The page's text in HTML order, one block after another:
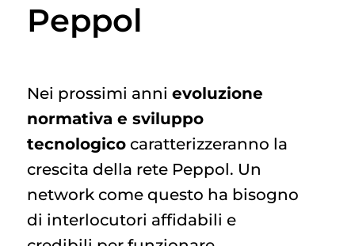
Peppol
Nei prossimi anni evoluzione
normativa e sviluppo
tecnologicocaratterizzeranno la
crescita della rete Peppol. Un
network come questo ha bisogno
di interlocutori affidabili e